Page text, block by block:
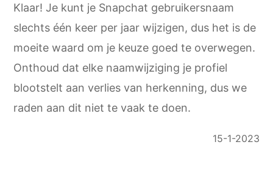
Klaar! Je kunt je Snapchat gebruikersnaam
slechts één keer per jaar wijzigen, dus het is de
moeite waard om je keuze goed te overwegen.
Onthoud dat elke naamwijziging je profiel
blootstelt aan verlies van herkenning, dus we
raden aan dit niet te vaak te doen.
15-1-2023